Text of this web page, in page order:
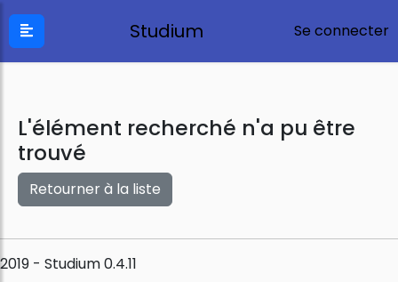
Studium Se connecter
L'élément recherché n'a pu être
trouvé
Retourner à la liste
2019 - Studium 0.4.11